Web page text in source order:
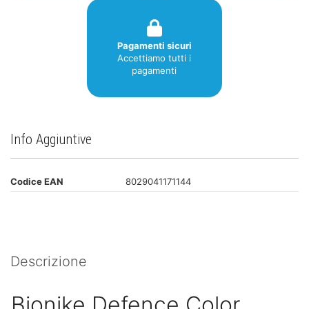
Pagamenti sicuri
Accettiamo tutti i
pagamenti
Info Aggiuntive
Codice EAN 8029041171144
Descrizione